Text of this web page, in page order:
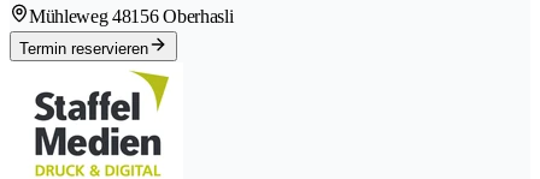
Mühleweg 48156 Oberhasli
Termin reservieren